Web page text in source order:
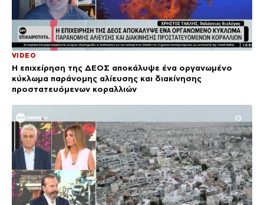
VIDEO
Η επιχείρηση της ΔΕΟΣ αποκάλυψε ένα οργανωμένο
κύκλωμα παράνομης αλίευσης και διακίνησης
προστατευόμενων κοραλλιών